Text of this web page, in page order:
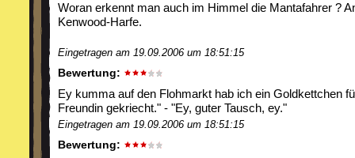
Woran erkennt man auch im Himmel die Mantafahrer ?
Kenwood-Harfe.
Eingetragen am 19.09.2006 um 18:51:15
Bewertung:
Ey kumma auf den Flohmarkt hab ich ein Goldkettchen
Freundin gekriecht." - "Ey, guter Tausch, ey."
Eingetragen am 19.09.2006 um 18:51:15
Bewertung: